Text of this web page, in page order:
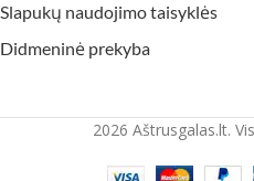
Slapukų naudojimo taisyklės
Didmeninė prekyba
2026 Aštrusgalas.lt.